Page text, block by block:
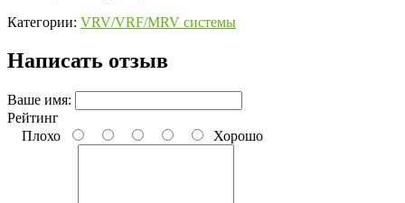
Категории: VRV/VRF/MRV системы
Написать отзыв
Ваше имя:
Рейтинг
Плохо
Хорошо